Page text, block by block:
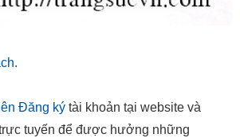
Đăng ký tài khoản tại website và
tuyến để được hưởng những